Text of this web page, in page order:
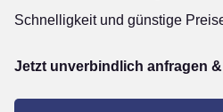
Schnelligkeit und günstige
Jetzt unverbindlich anfragen